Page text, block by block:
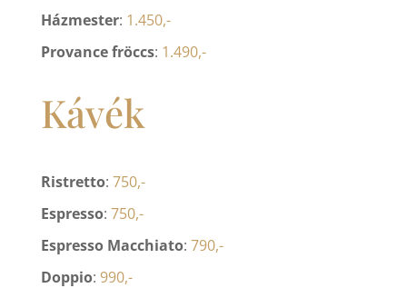
Házmester: 1.450,-
Provance fröccs: 1.490,-
Kávék
Ristretto: 750,-
Espresso: 750,-
Espresso Macchiato: 790,-
Doppio: 990,-